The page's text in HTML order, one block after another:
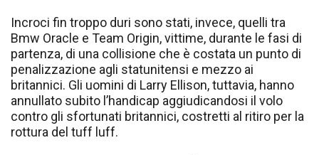
Incroci fin troppo duri sono stati, invece, quelli tra
Bmw Oracle e Team Origin, vittime, durante le fasi di
partenza, di una collisione che è costata un punto di
penalizzazione agli statunitensi e mezzo ai
britannici. Gli uomini di Larry Ellison, tuttavia, hanno
annullato subito l’handicap aggiudicandosi il volo
contro gli sfortunati britannici, costretti al ritiro per la
rottura del tuff luff.